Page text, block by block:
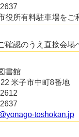
役所有料駐車場をご
確認のうえ直接会場
書館
米子市中町8番地
toshokan.jp